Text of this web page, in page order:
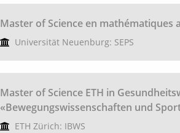
Master of Science en mathématiques
Universität Neuenburg: SEPS
Master of Science ETH in
«Bewegungswissenschaften und
ETH Zürich: IBWS